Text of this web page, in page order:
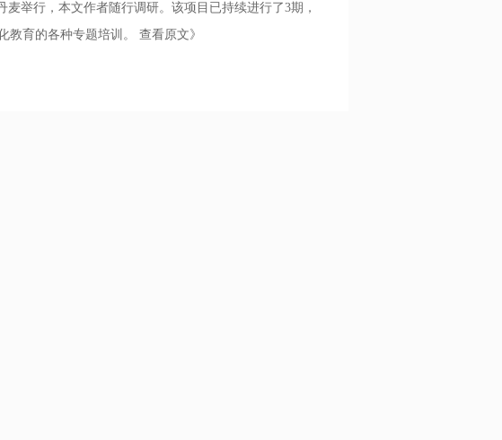
举行，本文作者随行调研。该项目已持续进行了3期，
教育的各种专题培训。 查看原文》